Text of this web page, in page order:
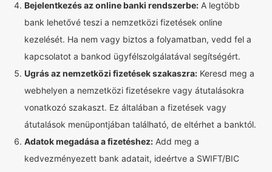
Bejelentkezés az online banki rendszerbe: A legtöbb
bank lehetővé teszi a nemzetközi fizetések online
kezelését. Ha nem vagy biztos a folyamatban, vedd fel a
kapcsolatot a bankod ügyfélszolgálatával segítségért.
Ugrás az nemzetközi fizetések szakaszra: Keresd meg a
webhelyen a nemzetközi fizetésekre vagy átutalásokra
vonatkozó szakaszt. Ez általában a fizetések vagy
átutalások menüpontjában található, de eltérhet a banktól.
Adatok megadása a fizetéshez: Add meg a
kedvezményezett bank adatait, ideértve a SWIFT/BIC